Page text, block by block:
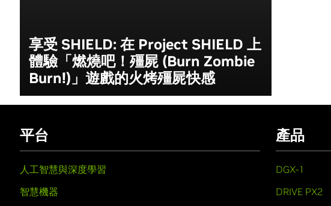
享受 SHIELD: 在 Project SHIELD 上
體驗「燃燒吧！殭屍 (Burn Zombie
Burn!)」遊戲的火烤殭屍快感
平台
人工智慧與深度學習
智慧機器
產品
DGX-1
DRIVE PX2